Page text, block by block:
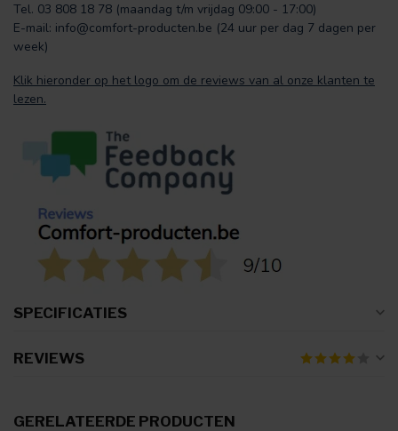
Tel. 03 808 18 78 (maandag t/m vrijdag 09:00 - 17:00)
E-mail: info@comfort-producten.be (24 uur per dag 7 dagen per
week)
Klik hieronder op het logo om de reviews van al onze klanten te
lezen.
SPECIFICATIES
REVIEWS
GERELATEERDE PRODUCTEN